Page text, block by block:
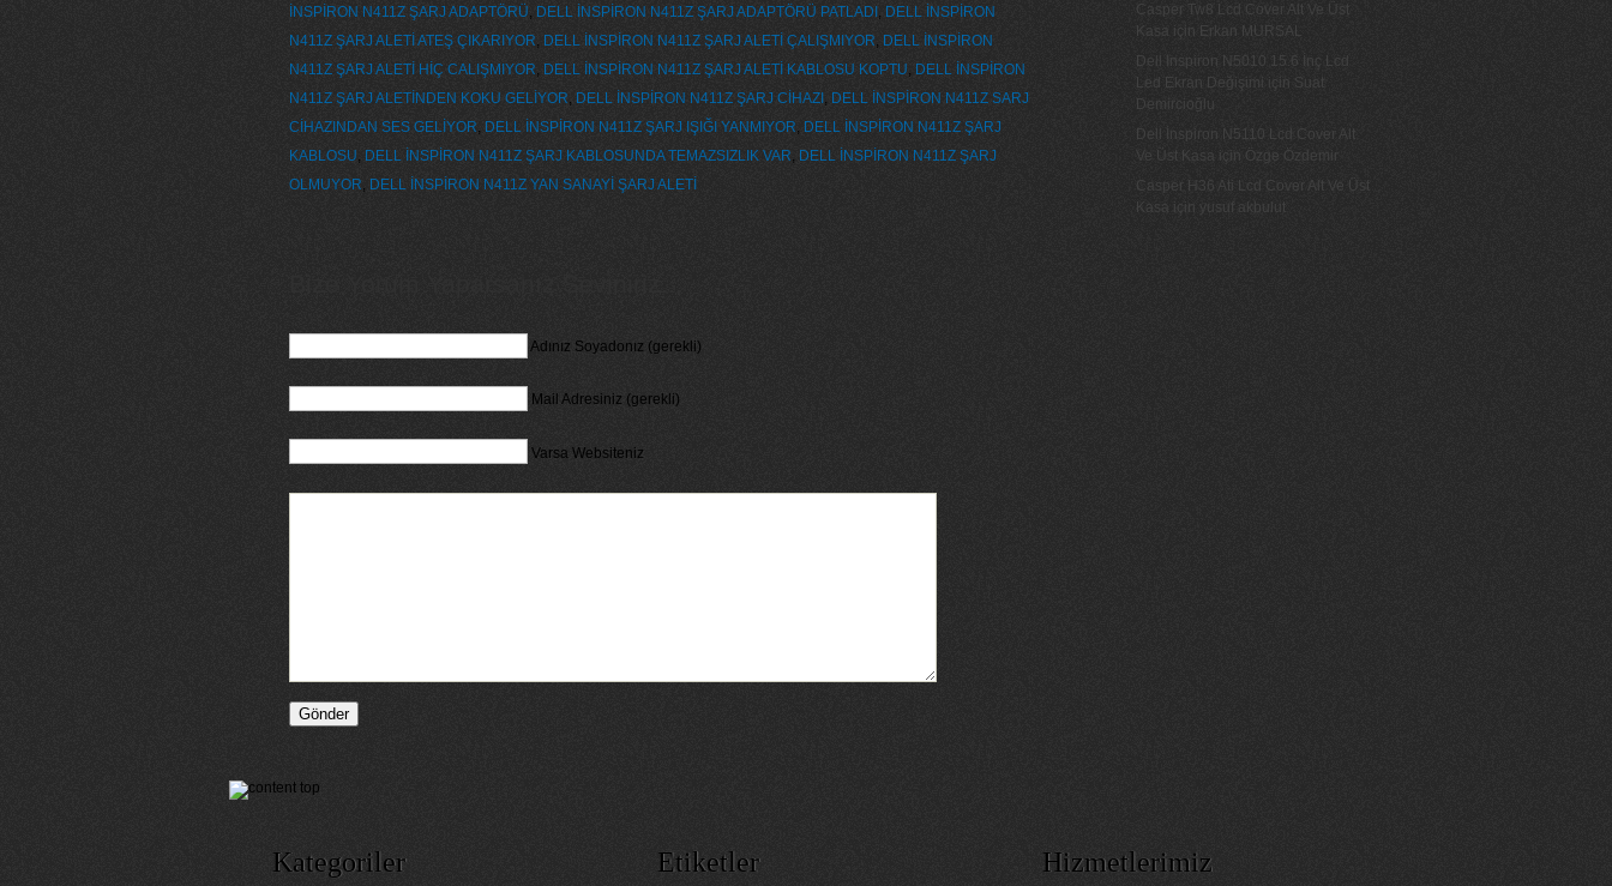
İNSPİRON N411Z ŞARJ ADAPTÖRÜ, DELL İNSPİRON N411Z ŞARJ ADAPTÖRÜ PATLADI , DELL İNSPİRON
N411Z ŞARJ ALETİ ATEŞ ÇIKARIYOR, DELL İNSPİRON N411Z ŞARJ ALETİ ÇALIŞMIYOR, DELL İNSPİRON
N411Z ŞARJ ALETİ HİÇ CALIŞMIYOR, DELL İNSPİRON N411Z ŞARJ ALETİ KABLOSU KOPTU, DELL İNSPİRON
N411Z ŞARJ ALETİNDEN KOKU GELİYOR, DELL İNSPİRON N411Z ŞARJ CİHAZI , DELL İNSPİRON N411Z SARJ
CİHAZINDAN SES GELİYOR, DELL İNSPİRON N411Z ŞARJ IŞIĞI YANMIYOR, DELL İNSPİRON N411Z ŞARJ
KABLOSU, DELL İNSPİRON N411Z ŞARJ KABLOSUNDA TEMAZSIZLIK VAR, DELL İNSPİRON N411Z ŞARJ
OLMUYOR, DELL İNSPİRON N411Z YAN SANAYİ ŞARJ ALETİ
Adınız Soyadonız (gerekli)
Mail Adresiniz (gerekli)
Varsa Websiteniz
Casper Tw8 Lcd Cover Alt Ve Üst
Kasa
için
Erkan MURSAL
Dell Inspiron N5010 15.6 İnç Lcd
Led Ekran Değişimi
Suat
Demircioğlu
Dell İnspiron N5110 Lcd Cover Alt
Ve Üst Kasa
için
Özge Özdemir
Casper H36 Ati Lcd Cover Alt Ve Üst
Kasa
için yusuf akbulut
Kategoriler Etiketler Hizmetlerimiz